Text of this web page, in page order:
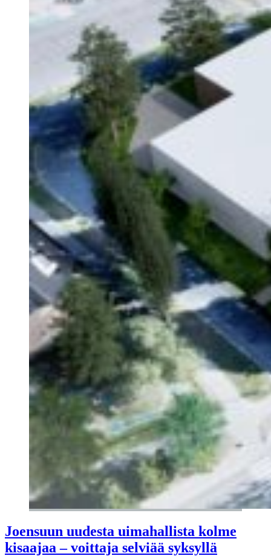
Joensuun uudesta uimahallista kolme
kisaajaa – voittaja selviää syksyllä